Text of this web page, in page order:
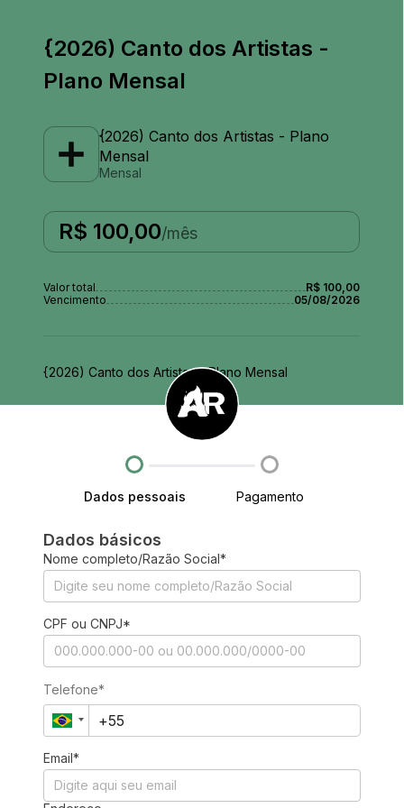
{2026) Canto dos Artistas -
Plano Mensal
{2026) Canto dos Artistas - Plano
Mensal
Mensal
R$ 100,00/mês
Valor total
R$ 100,00
Vencimento
05/08/2026
{2026) Canto dos Artistas - Plano Mensal
Dados pessoais Pagamento
Dados básicos
Nome completo/Razão Social*
CPF ou CNPJ*
Telefone*
Email*